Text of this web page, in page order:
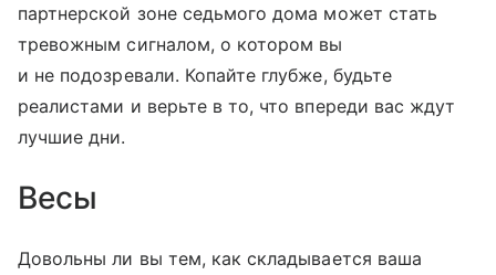
партнерской зоне седьмого дома может стать
тревожным сигналом, о котором вы
и не подозревали. Копайте глубже, будьте
реалистами и верьте в то, что впереди вас ждут
лучшие дни.
Весы
Довольны ли вы тем, как складывается ваша